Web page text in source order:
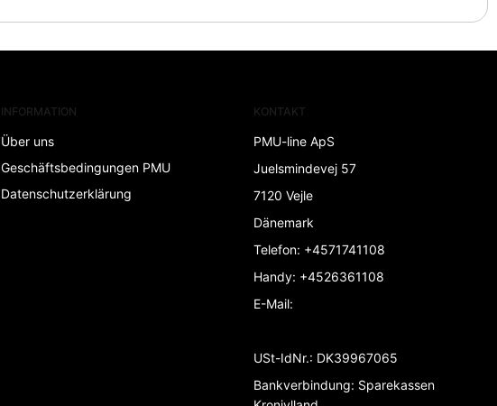
INFORMATION
Über uns
Geschäftsbedingungen PMU
Datenschutzerklärung
KONTAKT
PMU-line ApS
Juelsmindevej 57
7120 Vejle
Dänemark
Telefon: +4571741108
Handy: +4526361108
E-Mail:
USt-IdNr.: DK39967065
Bankverbindung: Sparekassen